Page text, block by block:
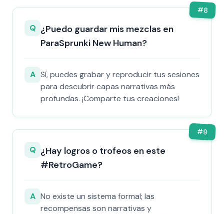
#8
Q ¿Puedo guardar mis mezclas en
ParaSprunki New Human?
A Sí, puedes grabar y reproducir tus sesiones
para descubrir capas narrativas más
profundas. ¡Comparte tus creaciones!
#9
Q ¿Hay logros o trofeos en este
#RetroGame?
A No existe un sistema formal; las
recompensas son narrativas y